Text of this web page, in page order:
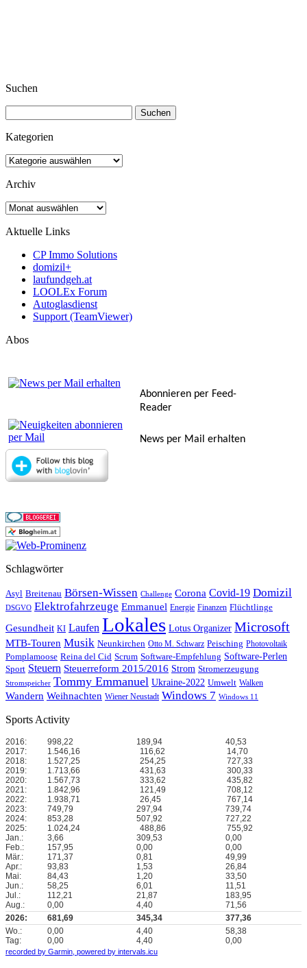
Suchen
nach:
Kategorien
Kategorien
Archiv
Archiv
Aktuelle Links
CP Immo Solutions
domizil+
laufundgeh.at
LOOLEx Forum
Autoglasdienst
Support (TeamViewer)
Abos
Abonnieren per Feed-
Reader
News per Mail erhalten
Schlagwörter
Asyl Breitenau Börsen-Wissen Challenge Corona Covid-19 Domizil
DSGVO Elektrofahrzeuge Emmanuel Energie Finanzen Flüchtlinge
Gesundheit KI Laufen Lokales Lotus Organizer Microsoft
MTB-Touren Musik Neunkirchen Otto M. Schwarz Peisching Photovoltaik
Pomplamoose Reina del Cid Scrum Software-Empfehlung Software-Perlen
Sport Steuern Steuerreform 2015/2016 Strom Stromerzeugung
Stromspeicher Tommy Emmanuel Ukraine-2022 Umwelt Walken
Wandern Weihnachten Wiener Neustadt Windows 7 Windows 11
Sports Activity
2016: 998,22 189,94
40,53
2017:
1.546,16 116,62
14,70
2018:
1.527,25 254,25
727,33
2019:
1.713,66 431,63
300,33
2020:
1.567,73 333,62
435,82
2021:
1.842,96 121,49
708,12
2022:
1.938,71 26,45
767,14
2023:
749,79 297,94
739,74
2024:
853,28 507,92
727,22
2025:
1.024,24 488,86
755,92
Jan.:
3,66 309,53
0,00
Feb.:
157,95 0,00
0,00
Mär.:
171,37 0,81
49,99
Apr.:
93,83 1,53
26,84
Mai:
84,43 1,20
33,50
Jun.:
58,25 6,01
11,51
Jul.:
112,21 21,87
183,95
Aug.:
0,00 4,40
71,56
2026:
681,69 345,34
377,36
Wo.:
0,00 4,40
58,38
Tag:
0,00 4,40 0,00
recorded by Garmin, powered by intervals.icu